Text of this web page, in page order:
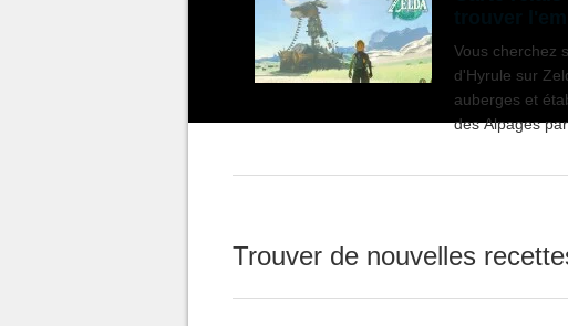
monde
Vous cherchez
d'Hyrule sur
auberges et
des Alpages
Trouver de nouvelles